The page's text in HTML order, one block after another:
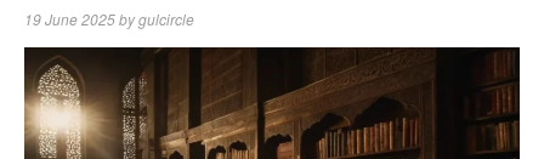
19 June 2025bygulcircle